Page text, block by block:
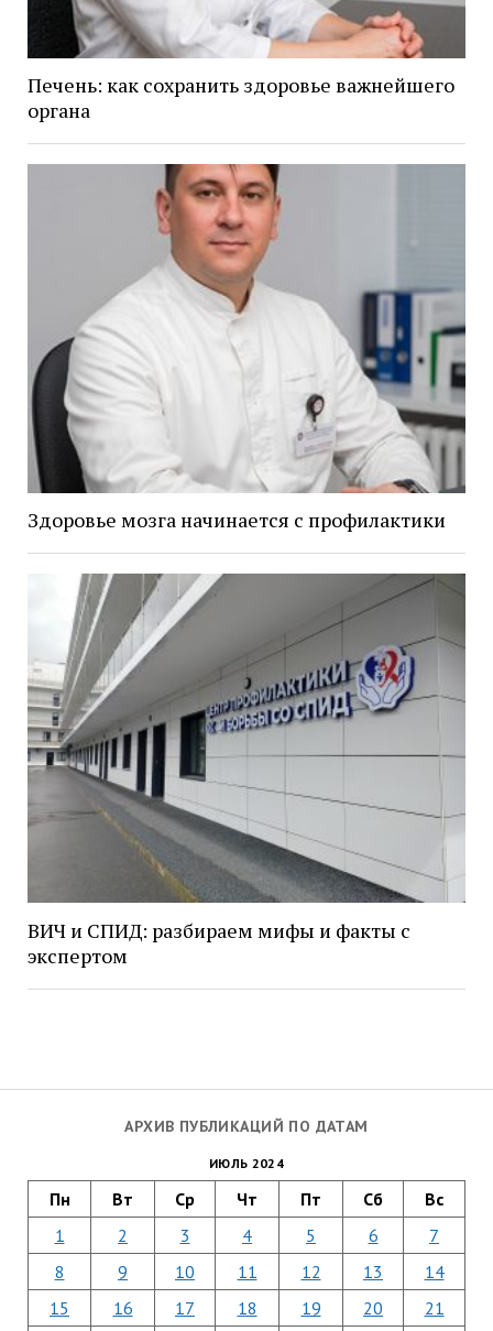
АРХИВ ПУБЛИКАЦИЙ ПО ДАТАМ
ИЮЛЬ 2024
Пн Вт Ср Чт Пт Сб Вс
1 2 3 4 5 6
7
8
9 10 11 12 13
14
15
16 17 18 19 20
21
Печень: как сохранить здоровье важнейшего
органа
Здоровье мозга начинается с профилактики
ВИЧ и СПИД: разбираем мифы и факты с
экспертом